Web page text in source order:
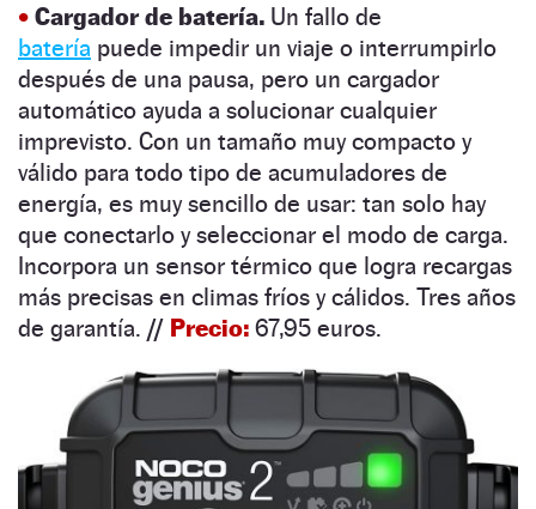
• Cargador de batería. Un fallo de
batería puede impedir un viaje o interrumpirlo
después de una pausa, pero un cargador
automático ayuda a solucionar cualquier
imprevisto. Con un tamaño muy compacto y
válido para todo tipo de acumuladores de
energía, es muy sencillo de usar: tan solo hay
que conectarlo y seleccionar el modo de carga.
Incorpora un sensor térmico que logra recargas
más precisas en climas fríos y cálidos. Tres años
de garantía. // Precio: 67,95 euros.